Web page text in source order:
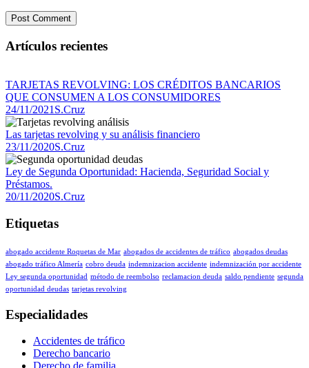
Artículos recientes
TARJETAS REVOLVING: LOS CRÉDITOS BANCARIOS
QUE CONSUMEN A LOS CONSUMIDORES
24/11/2021S.Cruz
Las tarjetas revolving y su análisis financiero
23/11/2020S.Cruz
Ley de Segunda Oportunidad: Hacienda, Seguridad Social y
Préstamos.
20/11/2020S.Cruz
Etiquetas
abogado accidente Roquetas de Mar abogados de accidentes de tráfico abogados deudas
abogado tráfico Almería cobro deuda indemnizacion accidente indemnización por accidente
Ley segunda oportunidad método de reembolso reclamacion deuda saldo pendiente segunda
oportunidad deudas tarjetas revolving
Especialidades
Accidentes de tráfico
Derecho bancario